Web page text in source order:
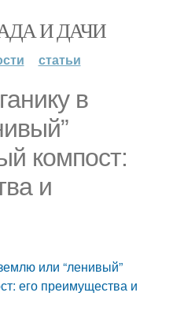
И ДАЧИ
статьи
в
компост:
и
или “ленивый”
его преимущества и